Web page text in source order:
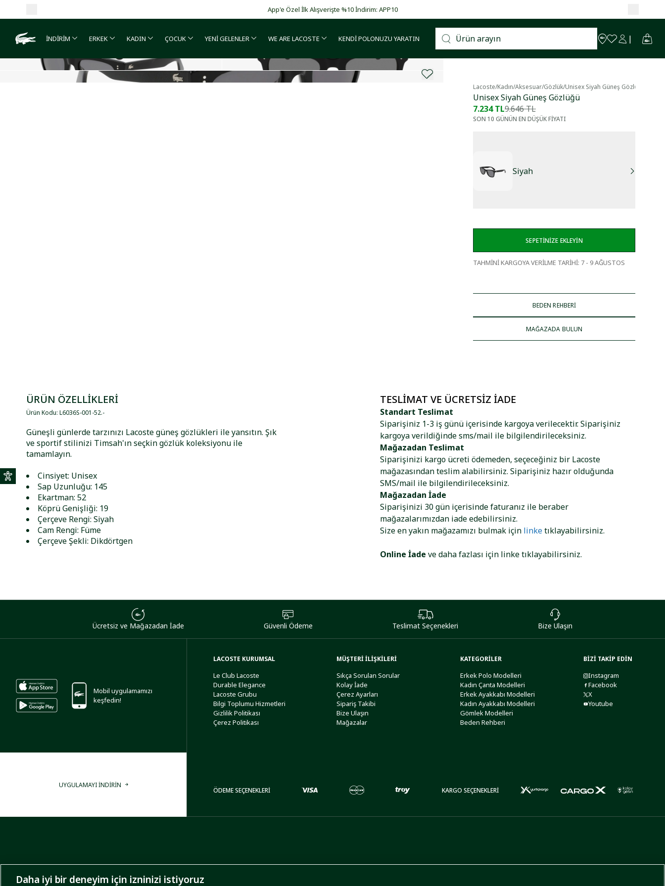
Garanti BBVA ve Bonus kartlarda vade farksız 4 taksit!
İNDİRİM ERKEK KADIN ÇOCUK YENİ GELENLER WE ARE LACOSTE KENDİ POLONUZU YARATIN
Lacoste/Kadın/Aksesuar/Gözlük/Unisex Siyah Güneş Gözlüğü
Unisex Siyah Güneş Gözlüğü
7.234 TL9.646 TL
SON 10 GÜNÜN EN DÜŞÜK FİYATI
Siyah
SEPETİNİZE EKLEYİN
TAHMİNİ KARGOYA VERİLME TARİHİ: 7 - 9 AĞUSTOS
BEDEN REHBERİ
MAĞAZADA BULUN
ÜRÜN ÖZELLİKLERİ
Ürün Kodu:L6036S-001-52.-
Güneşli günlerde tarzınızı Lacoste güneş gözlükleri ile yansıtın. Şık
ve sportif stilinizi Timsah'ın seçkin gözlük koleksiyonu ile
tamamlayın.
Cinsiyet: Unisex
Sap Uzunluğu: 145
Ekartman: 52
Köprü Genişliği: 19
Çerçeve Rengi: Siyah
Cam Rengi: Füme
Çerçeve Şekli: Dikdörtgen
TESLIMAT VE ÜCRETSIZ İADE
Standart Teslimat
Siparişiniz 1-3 iş günü içerisinde kargoya verilecektir. Siparişiniz
kargoya verildiğinde sms/mail ile bilgilendirileceksiniz.
Mağazadan Teslimat
Siparişinizi kargo ücreti ödemeden, seçeceğiniz bir Lacoste
mağazasından teslim alabilirsiniz. Siparişiniz hazır olduğunda
SMS/mail ile bilgilendirileceksiniz.
Mağazadan İade
Siparişinizi 30 gün içerisinde faturanız ile beraber
mağazalarımızdan iade edebilirsiniz.
Size en yakın mağazamızı bulmak için linketıklayabilirsiniz.
Online İade ve daha fazlası için linketıklayabilirsiniz.
Ücretsiz ve Mağazadan İade Güvenli Ödeme Teslimat Seçenekleri Bize Ulaşın
Mobil uygulamamızı
keşfedin!
UYGULAMAYI İNDİRİN
LACOSTE KURUMSAL
Le Club Lacoste
Durable Elegance
Lacoste Grubu
Bilgi Toplumu Hizmetleri
Gizlilik Politikası
Çerez Politikası
MÜŞTERİ İLİŞKİLERİ
Sıkça Sorulan Sorular
Kolay İade
Çerez Ayarları
Sipariş Takibi
Bize Ulaşın
Mağazalar
KATEGORİLER
Erkek Polo Modelleri
Kadın Çanta Modelleri
Erkek Ayakkabı Modelleri
Kadın Ayakkabı Modelleri
Gömlek Modelleri
Beden Rehberi
BİZİ TAKİP EDİN
Instagram
Facebook
X
Youtube
ÖDEME SEÇENEKLERİ KARGO SEÇENEKLERİ
Daha iyi bir deneyim için izninizi istiyoruz